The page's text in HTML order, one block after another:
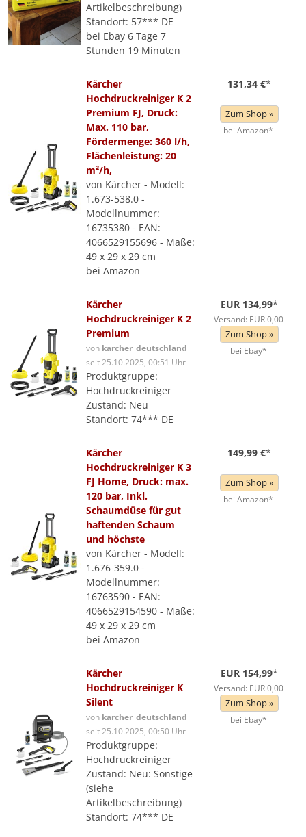
Artikelbeschreibung)
Standort: 57*** DE
bei Ebay 6 Tage 7
Stunden 19 Minuten
Kärcher
Hochdruckreiniger K 2
Premium FJ, Druck:
Max. 110 bar,
Fördermenge: 360 l/h,
Flächenleistung: 20
m²/h,
von Kärcher - Modell:
1.673-538.0 -
Modellnummer:
16735380 - EAN:
4066529155696 - Maße:
49 x 29 x 29 cm
bei Amazon
131,34 €*
Zum Shop »
bei Amazon*
Kärcher
Hochdruckreiniger K 2
Premium
von karcher_deutschland
seit 25.10.2025, 00:51 Uhr
Produktgruppe:
Hochdruckreiniger
Zustand: Neu
Standort: 74*** DE
EUR 134,99*
Versand: EUR 0,00
Zum Shop »
bei Ebay*
Kärcher
Hochdruckreiniger K 3
FJ Home, Druck: max.
120 bar, Inkl.
Schaumdüse für gut
haftenden Schaum
und höchste
von Kärcher - Modell:
1.676-359.0 -
Modellnummer:
16763590 - EAN:
4066529154590 - Maße:
49 x 29 x 29 cm
bei Amazon
149,99 €*
Zum Shop »
bei Amazon*
Kärcher
Hochdruckreiniger K
Silent
von karcher_deutschland
seit 25.10.2025, 00:50 Uhr
Produktgruppe:
Hochdruckreiniger
Zustand: Neu: Sonstige
(siehe
Artikelbeschreibung)
Standort: 74*** DE
EUR 154,99*
Versand: EUR 0,00
Zum Shop »
bei Ebay*